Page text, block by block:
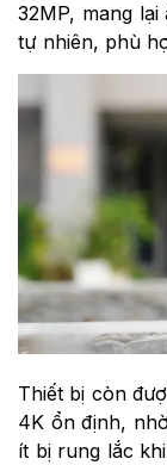
32MP, mang
tự nhiên, phù
Thiết bị còn
4K ổn định,
ít bị rung lắc